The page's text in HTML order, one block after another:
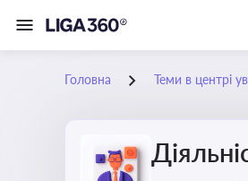
Головна Теми в центрі